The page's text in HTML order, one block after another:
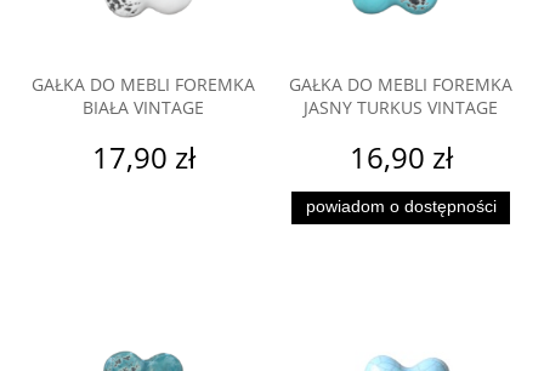
GAŁKA DO MEBLI FOREMKA
BIAŁA VINTAGE
17,90 zł
GAŁKA DO MEBLI FOREMKA
JASNY TURKUS VINTAGE
16,90 zł
powiadom o dostępności